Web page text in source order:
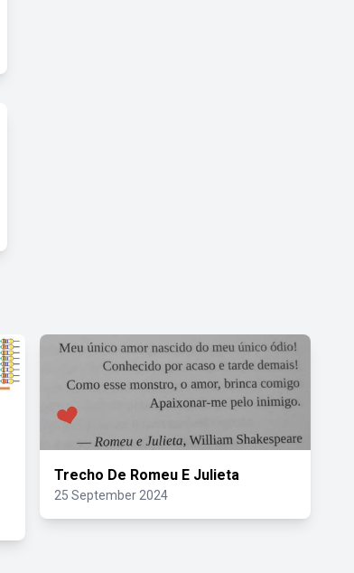
Trecho De Romeu E Julieta
25 September 2024